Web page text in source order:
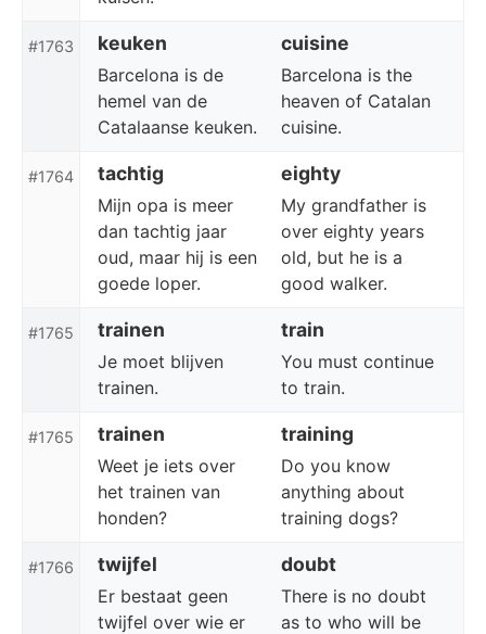
#1763 keuken cuisine
Barcelona is de
hemel van de
Catalaanse keuken.
Barcelona is the
heaven of Catalan
cuisine.
#1764 tachtig eighty
Mijn opa is meer
dan tachtig jaar
oud, maar hij is een
goede loper.
My grandfather is
over eighty years
old, but he is a
good walker.
#1765 trainen train
Je moet blijven
trainen.
You must continue
to train.
#1765 trainen training
Weet je iets over
het trainen van
honden?
Do you know
anything about
training dogs?
#1766 twijfel doubt
Er bestaat geen
twijfel over wie er
There is no doubt
as to who will be